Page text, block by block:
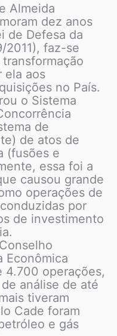
Almeida
dez anos
de Defesa da
2011), faz-se
ela aos
no País.
o Sistema
de
de atos de
(fusões e
essa foi a
causou grande
operações de
por
de investimento
Econômica
4.700 operações,
análise de até
tiveram
Cade foram
e gás